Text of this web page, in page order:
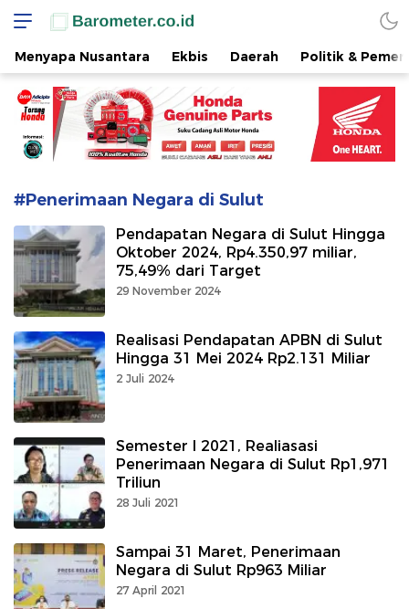
www.barometer.co.id
Berita Terkini di Sulawesi Utara
Menyapa Nusantara Ekbis Daerah Politik &
#Penerimaan Negara di Sulut
Pendapatan Negara di Sulut Hingga
Oktober 2024, Rp4.350,97 miliar,
75,49% dari Target
29 November 2024
Realisasi Pendapatan APBN di Sulut
Hingga 31 Mei 2024 Rp2.131 Miliar
2 Juli 2024
Semester I 2021, Realiasasi
Penerimaan Negara di Sulut Rp1,971
Triliun
28 Juli 2021
Sampai 31 Maret, Penerimaan
Negara di Sulut Rp963 Miliar
27 April 2021